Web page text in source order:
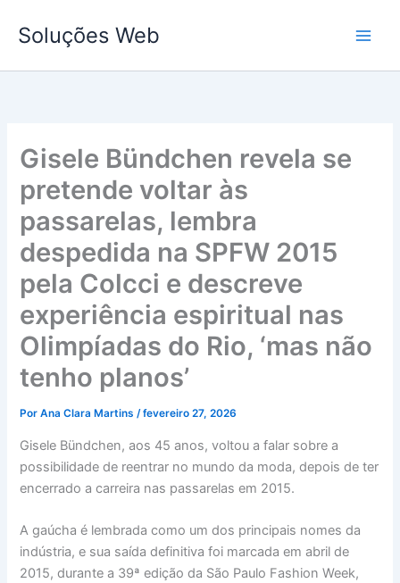
para
conteúdo
Soluções Web
Gisele Bündchen revela se
pretende voltar às
passarelas, lembra
despedida na SPFW 2015
pela Colcci e descreve
experiência espiritual nas
Olimpíadas do Rio, ‘mas não
tenho planos’
PorAna Clara Martins/fevereiro 27, 2026
Gisele Bündchen, aos 45 anos, voltou a falar sobre a
possibilidade de reentrar no mundo da moda, depois de ter
encerrado a carreira nas passarelas em 2015.
A gaúcha é lembrada como um dos principais nomes da
indústria, e sua saída definitiva foi marcada em abril de
2015, durante a 39ª edição da São Paulo Fashion Week,